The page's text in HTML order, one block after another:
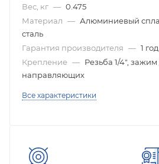
Вес, кг — 0.475
Материал — Алюминиевый
сталь
Гарантия производителя — 1 год
Крепление — Резьба 1/4", зажим
направляющих
Все характеристики